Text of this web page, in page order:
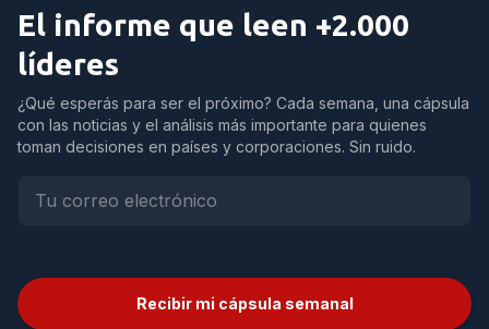
El informe que leen +2.000
líderes
¿Qué esperás para ser el próximo? Cada semana, una cápsula
con las noticias y el análisis más importante para quienes
toman decisiones en países y corporaciones. Sin ruido.
Recibir mi cápsula semanal